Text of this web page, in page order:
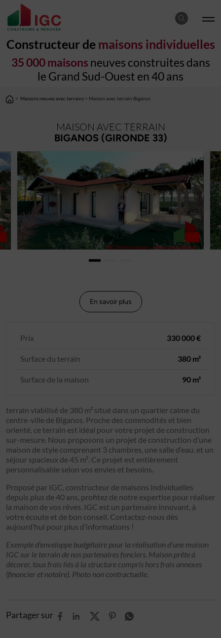
Constructeur de maisons individuelles
35 000 maisons neuves construites dans
le Grand Sud-Ouest en 40 ans
> Maisons neuves avec terrains > Maison avec terrain Biganos
MAISON AVEC TERRAIN
BIGANOS (GIRONDE 33)
En savoir plus
Prix 330 000 €
Surface du terrain 380 m²
Surface de la maison 90 m²
terrain viabilisé de 380 m² situé dans un quartier calme du
centre-ville de Biganos. Proche des commodités et bien
orienté, ce terrain est idéal pour votre projet de construction
sur-mesure. Nous proposons un projet de construction d’une
maison de style comprenant 3 chambres, une salle d’eau, et un
séjour spacieux de 45 m². Ce projet est entièrement
personnalisable selon vos envies et besoins.
Proposé par IGC, constructeur de maisons individuelles
depuis plus de 40 ans, profitez de notre expertise pour réaliser
la maison de vos rêves. IGC est un partenaire innovant, à
votre écoute et de bon conseil. Contactez-nous dès
aujourd’hui pour plus d’informations !
Exemple d’enveloppe budgétaire pour la réalisation d’une maison
IGC sur le terrain de nos partenaires fonciers. Maison prête à
décorer, tous frais liés à la structure compris hors frais annexes
(financier et notaire). Photo non contractuelle.
Partager sur